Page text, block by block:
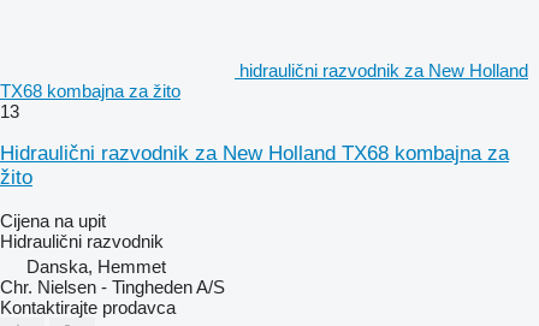
hidraulični razvodnik za New Holland
TX68 kombajna za žito
13
Hidraulični razvodnik za New Holland TX68 kombajna za
žito
Cijena na upit
Hidraulični razvodnik
Danska, Hemmet
Chr. Nielsen - Tingheden A/S
Kontaktirajte prodavca